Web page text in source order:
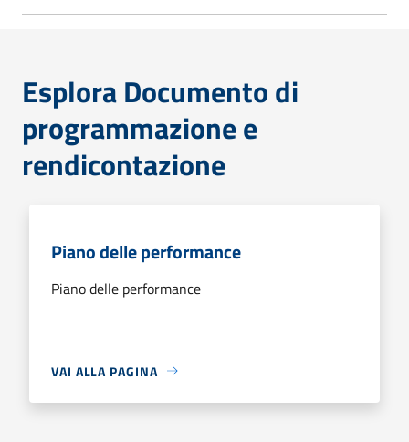
Esplora Documento di
programmazione e
rendicontazione
Piano delle performance
Piano delle performance
VAI ALLA PAGINA